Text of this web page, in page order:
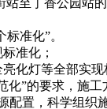
至丁香公园站
准化”。
准化；
化灯等全部实现
的要求，施工
，科学组织